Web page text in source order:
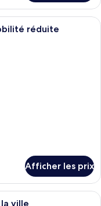
avec un grand lit, un
réduite
Afficher les prix
d’hôtel avec deux
ville